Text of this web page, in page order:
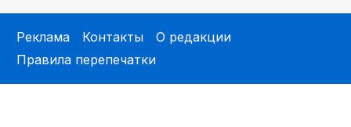
Реклама Контакты
О редакции
Правила перепечатки